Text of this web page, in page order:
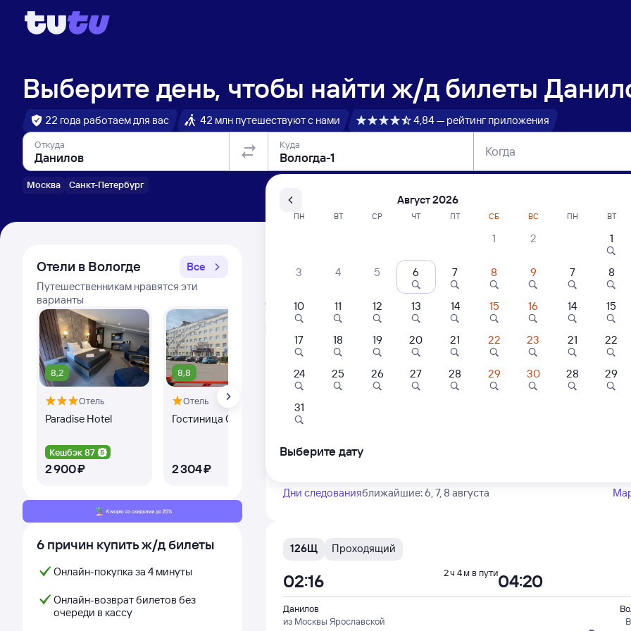
Выберите день, чтобы найти ж/д билеты
22 года работаем для вас 42 млн путешествуют с нами 4,84 — рейтинг приложения
Откуда
Москва Санкт-Петербург
Куда Когда
Отели в Вологде
Все
Путешественникам нравятся эти
варианты
8,2
Отель
Paradise Hotel
Кешбэк 87
2 ⁠900 ⁠₽
8,8
Отель
Гостиница Спутник
2 ⁠304 ⁠₽
7,8
Спасская
Кешбэк 87
9,3
6 причин купить ж/д билеты
Онлайн-покупка за 4 минуты
Онлайн-возврат билетов без
очереди в кассу
Расписание поездов Данилов — Вологда-1
Расписание поездов Вологда-1 — Данилов
Открыта продажа билетов на 3 ноября. Отправление и прибытие по местному
Тип вагона
Любой
Быстрый
Фирменный
130М Проходящий
из Москвы Ярославской
02:05
Дни следованияближайшие: 6, 7, 8 августа
126Щ Проходящий
Данилов
из Москвы Ярославской
02:16 04:20
2 ч 4 м в пути
Август 2026
ПН ВТ СР ЧТ ПТ СБ ВС
1 2
3 4 5 6 7 8 9
10 11 12 13 14 15 16
17 18 19 20 21 22 23
24 25 26 27 28 29 30
31
ПН ВТ
1
7 8
14 15
21 22
28 29
Выберите дату